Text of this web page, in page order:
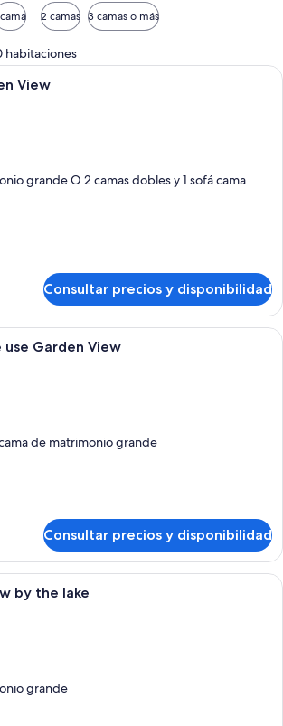
2 camas 3 camas o más
habitaciones
Una habitación de hotel moderna
View
grande O 2 camas dobles y 1 sofá cama
Consultar precios y disponibilidad
Una habitación de hotel moderna
use Garden View
de matrimonio grande
Consultar precios y disponibilidad
Un dormitorio con una cama
by the lake
grande